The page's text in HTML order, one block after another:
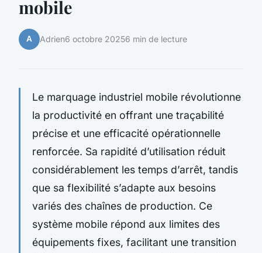
mobile
A Adrien6 octobre 20256 min de lecture
Le marquage industriel mobile révolutionne
la productivité en offrant une traçabilité
précise et une efficacité opérationnelle
renforcée. Sa rapidité d’utilisation réduit
considérablement les temps d’arrêt, tandis
que sa flexibilité s’adapte aux besoins
variés des chaînes de production. Ce
système mobile répond aux limites des
équipements fixes, facilitant une transition